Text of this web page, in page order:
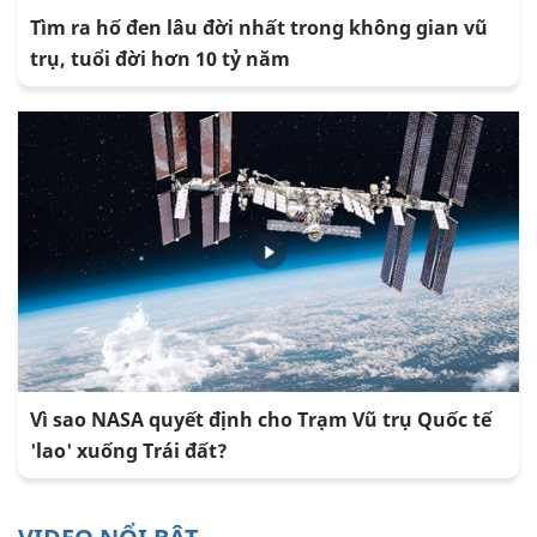
Tìm ra hố đen lâu đời nhất trong không gian vũ
trụ, tuổi đời hơn 10 tỷ năm
Vì sao NASA quyết định cho Trạm Vũ trụ Quốc tế
'lao' xuống Trái đất?